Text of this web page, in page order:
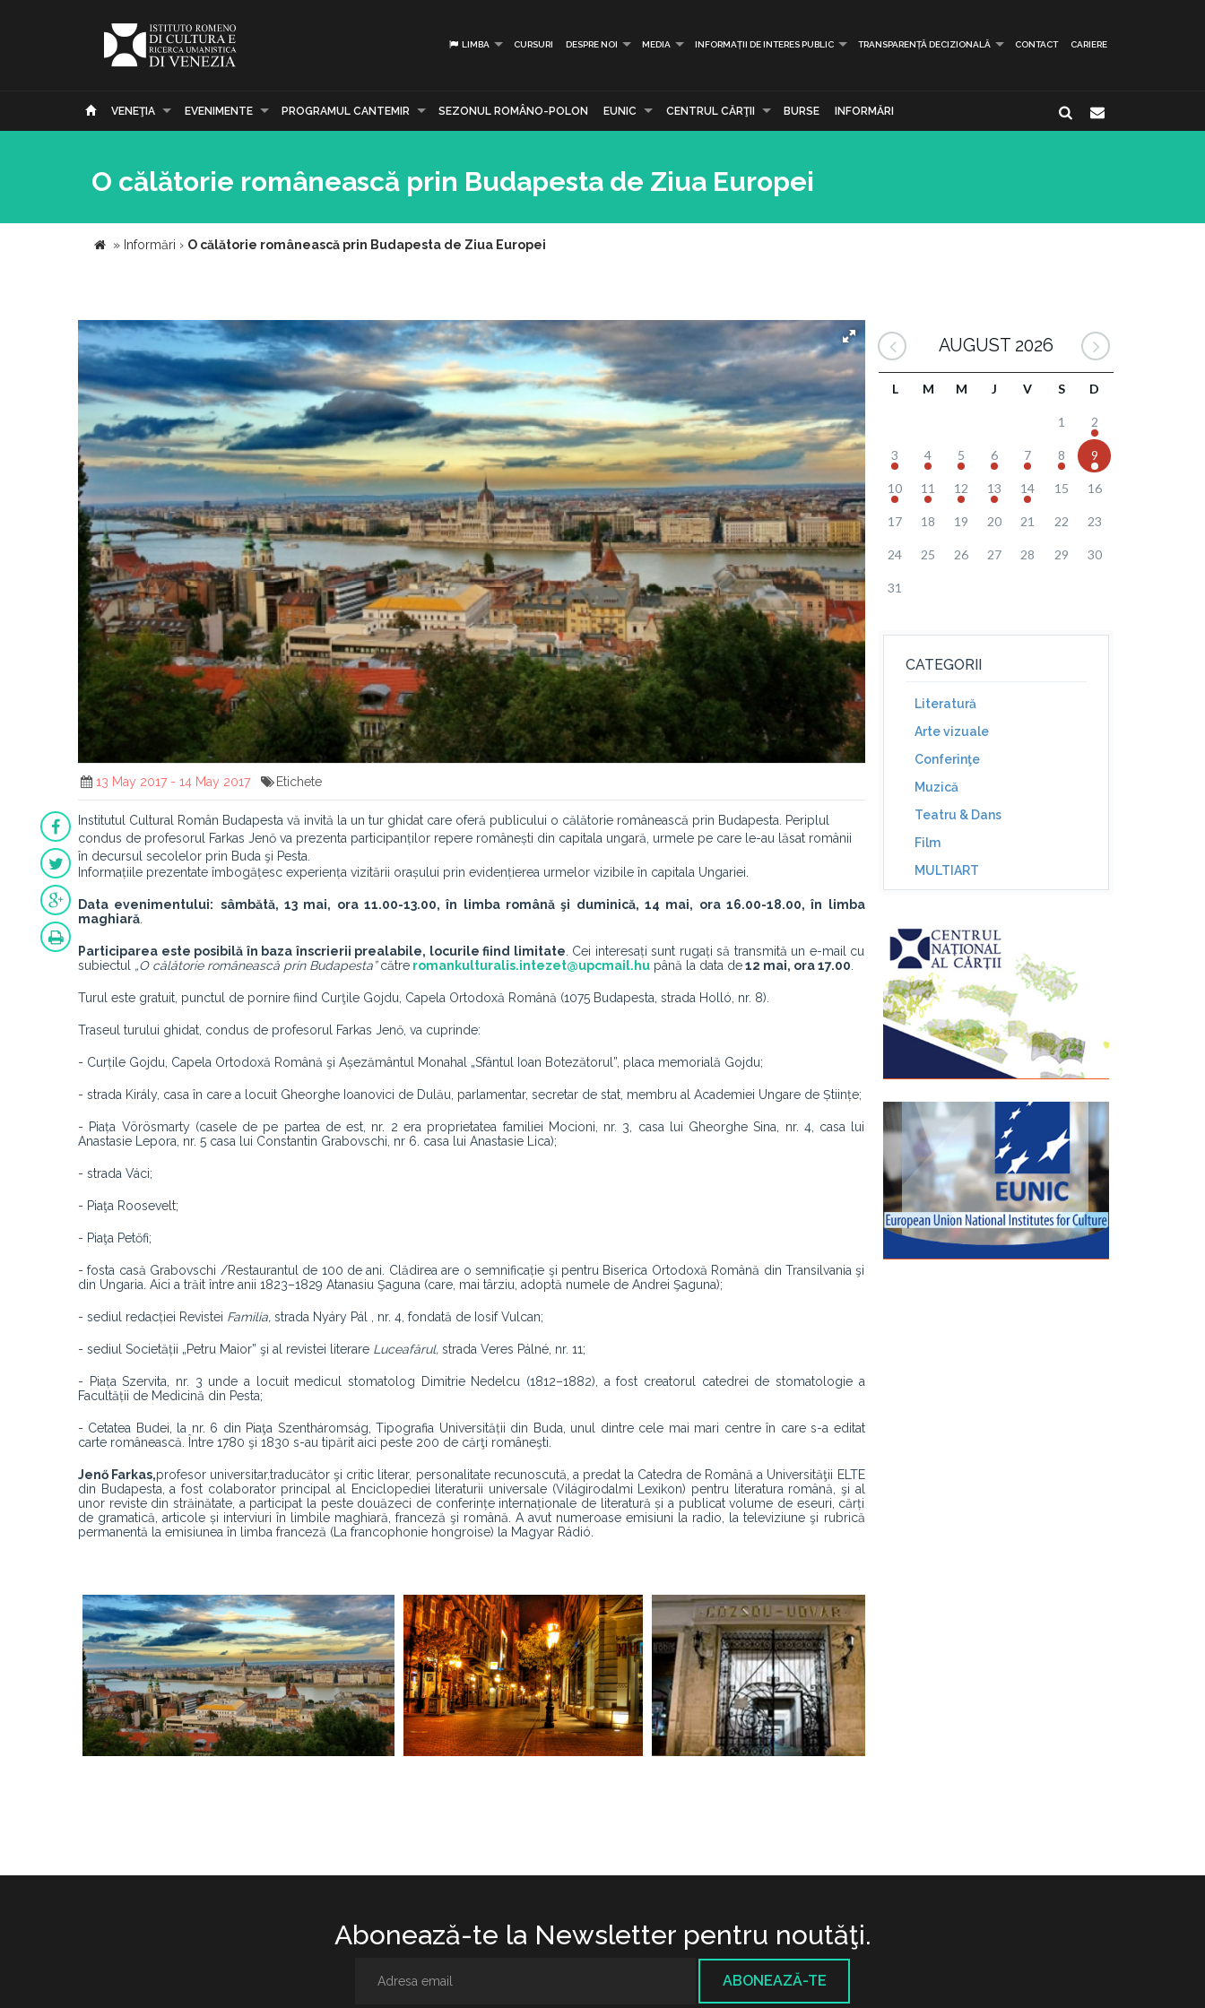
LIMBA CURSURI DESPRE NOI MEDIA INFORMAȚII DE INTERES PUBLIC TRANSPARENȚĂ DECIZIONALĂ CONTACT CARIERE
VENEŢIA EVENIMENTE PROGRAMUL CANTEMIR SEZONUL ROMÂNO-POLON EUNIC CENTRUL CĂRŢII BURSE INFORMĂRI
O călătorie românească prin Budapesta de Ziua Europei
» Informări › O călătorie românească prin Budapesta de Ziua Europei
13 May 2017 - 14 May 2017 Etichete
Institutul Cultural Român Budapesta vă invită la un tur ghidat care oferă publicului o călătorie românească prin Budapesta. Periplul
condus de profesorul Farkas Jenő va prezenta participanților repere românești din capitala ungară, urmele pe care le-au lăsat românii
în decursul secolelor prin Buda şi Pesta.
Informațiile prezentate îmbogățesc experiența vizitării orașului prin evidențierea urmelor vizibile în capitala Ungariei.
Data evenimentului: sâmbătă, 13 mai, ora 11.00-13.00, în limba română şi duminică, 14 mai, ora 16.00-18.00, în limba
maghiară
Participarea este posibilă în baza înscrierii prealabile, locurile fiind limitate . Cei interesați sunt rugați să transmită un e-mail cu
subiectul „O călătorie românească prin Budapesta”către romankulturalis.intezet@upcmail.hu până la data de12 mai, ora 17.00
Turul este gratuit, punctul de pornire fiind Curţile Gojdu, Capela Ortodoxă Română (1075 Budapesta, strada Holló, nr. 8).
Traseul turului ghidat, condus de profesorul Farkas Jenő, va cuprinde:
- Curțile Gojdu, Capela Ortodoxă Română şi Așezământul Monahal „Sfântul Ioan Botezătorul”, placa memorială Gojdu;
- strada Király, casa în care a locuit Gheorghe Ioanovici de Dulău, parlamentar, secretar de stat, membru al Academiei Ungare de Științe;
- Piața Vörösmarty (casele de pe partea de est, nr. 2 era proprietatea familiei Mocioni, nr. 3, casa lui Gheorghe Sina, nr. 4, casa lui
Anastasie Lepora, nr. 5 casa lui Constantin Grabovschi, nr 6. casa lui Anastasie Lica);
- strada Váci;
- Piaţa Roosevelt;
- Piaţa Petőfi;
- fosta casă Grabovschi /Restaurantul de 100 de ani. Clădirea are o semnificație şi pentru Biserica Ortodoxă Română din Transilvania şi
din Ungaria. Aici a trăit între anii 1823–1829 Atanasiu Şaguna (care, mai târziu, adoptă numele de Andrei Şaguna);
- sediul redacției Revistei Familia, strada Nyáry Pál , nr. 4, fondată de Iosif Vulcan;
- sediul Societății „Petru Maior” şi al revistei literare Luceafărul, strada Veres Pálné, nr. 11;
- Piața Szervita, nr. 3 unde a locuit medicul stomatolog Dimitrie Nedelcu (1812–1882), a fost creatorul catedrei de stomatologie a
Facultății de Medicină din Pesta;
- Cetatea Budei, la nr. 6 din Piaţa Szentháromság, Tipografia Universității din Buda, unul dintre cele mai mari centre în care s-a editat
carte românească. Între 1780 şi 1830 s-au tipărit aici peste 200 de cărţi româneşti.
Jenő Farkas,profesor universitar,traducător şi critic literar, personalitate recunoscută, a predat la Catedra de Română a Universităţii ELTE
din Budapesta, a fost colaborator principal al Enciclopediei literaturii universale (Világirodalmi Lexikon) pentru literatura română, şi al
unor reviste din străinătate, a participat la peste douăzeci de conferințe internaționale de literatură și a publicat volume de eseuri, cărți
de gramatică, articole și interviuri în limbile maghiară, franceză şi română. A avut numeroase emisiuni la radio, la televiziune şi rubrică
permanentă la emisiunea în limba franceză (La francophonie hongroise) la Magyar Rádió.
AUGUST 2026
L M M J V S D
1 2
3 4 5 6 7 8 9
10 11 12 13 14 15 16
17 18 19 20 21 22 23
24 25 26 27 28 29 30
31
CATEGORII
Literatură
Arte vizuale
Conferinţe
Muzică
Teatru & Dans
Film
MULTIART
Abonează-te la Newsletter pentru noutăţi.
ABONEAZĂ-TE